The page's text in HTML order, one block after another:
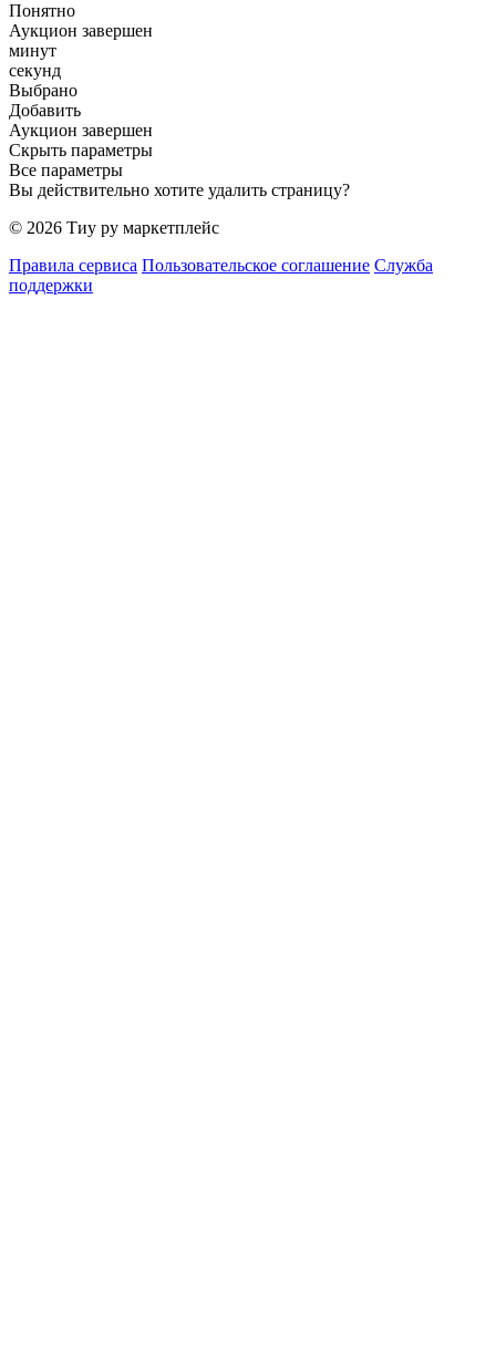
Понятно
Аукцион завершен
минут
секунд
Выбрано
Добавить
Аукцион завершен
Скрыть параметры
Все параметры
Вы действительно хотите удалить страницу?
© 2026 Тиу ру маркетплейс
Правила сервиса Пользовательское соглашение Служба
поддержки